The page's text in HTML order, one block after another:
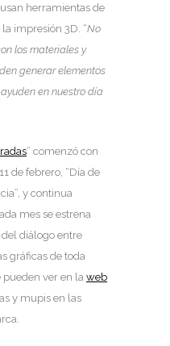
herramientas de
impresión 3D. “No
los materiales y
generar elementos
en nuestro día
” comenzó con
de febrero, “Día de
y continua
mes se estrena
diálogo entre
gráficas de toda
pueden ver en la web
y mupis en las